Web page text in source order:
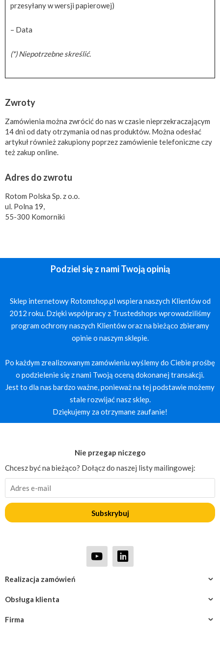
przesyłany w wersji papierowej)
– Data
(*) Niepotrzebne skreślić.
Zwroty
Zamówienia można zwrócić do nas w czasie nieprzekraczającym
14 dni od daty otrzymania od nas produktów. Można odesłać
artykuł również zakupiony poprzez zamówienie telefoniczne czy
też zakup online.
Adres do zwrotu
Rotom Polska Sp. z o.o.
ul. Polna 19,
55-300 Komorniki
Podziel się z nami Twoją opinią
Sklep internetowy Rotomshop.pl wspiera naszych Klientów od
2012 roku. Dzięki współpracy z Trustedshops wprowadziliśmy
program ochrony naszych Klientów oraz na bieżąco zbieramy
opinie o naszym sklepie.
Po każdym zrealizowanym zamówieniu wyślemy do Ciebie prośbę
o podzielenie się z nami Twoją oceną dokonanej transakcji.
Jest to dla nas bardzo ważne, ponieważ na tej podstawie możemy
stale rozwijać nasz sklep.
Dziękujemy za otrzymane zaufanie!
Firma
Obsługa klienta
Realizacja zamówień
Nie przegap niczego
Chcesz być na bieżąco? Dołącz do naszej listy mailingowej:
Subskrybuj